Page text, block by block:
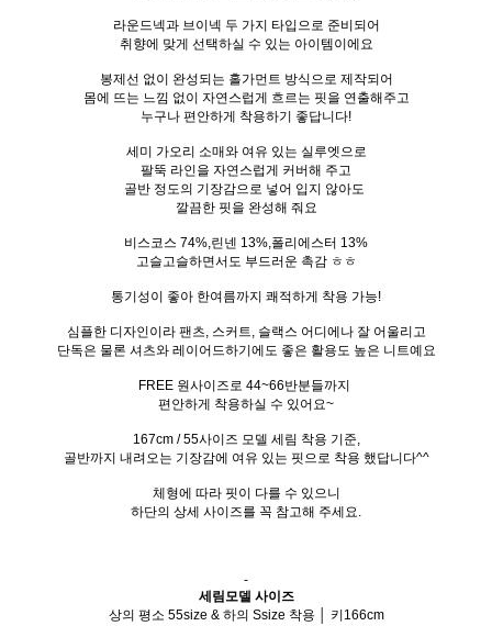
라운드넥과 브이넥 두 가지 타입으로 준비되어
취향에 맞게 선택하실 수 있는 아이템이에요
봉제선 없이 완성되는 홀가먼트 방식으로 제작되어
몸에 뜨는 느낌 없이 자연스럽게 흐르는 핏을 연출해주고
누구나 편안하게 착용하기 좋답니다!
세미 가오리 소매와 여유 있는 실루엣으로
팔뚝 라인을 자연스럽게 커버해 주고
골반 정도의 기장감으로 넣어 입지 않아도
깔끔한 핏을 완성해 줘요
비스코스 74%,린넨 13%,폴리에스터 13%
고슬고슬하면서도 부드러운 촉감 ㅎㅎ
통기성이 좋아 한여름까지 쾌적하게 착용 가능!
심플한 디자인이라 팬츠, 스커트, 슬랙스 어디에나 잘 어울리고
단독은 물론 셔츠와 레이어드하기에도 좋은 활용도 높은 니트예요
FREE 원사이즈로 44~66반분들까지
편안하게 착용하실 수 있어요~
167cm / 55사이즈 모델 세림 착용 기준,
골반까지 내려오는 기장감에 여유 있는 핏으로 착용 했답니다^^
체형에 따라 핏이 다를 수 있으니
하단의 상세 사이즈를 꼭 참고해 주세요.
-
세림모델 사이즈
상의 평소 55size & 하의 Ssize 착용 │ 키166cm